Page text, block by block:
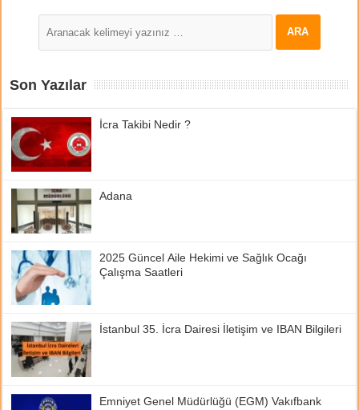
Son Yazılar
İcra Takibi Nedir ?
Adana
2025 Güncel Aile Hekimi ve Sağlık Ocağı
Çalışma Saatleri
İstanbul 35. İcra Dairesi İletişim ve IBAN Bilgileri
Emniyet Genel Müdürlüğü (EGM) Vakıfbank